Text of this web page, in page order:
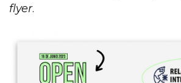
flyer.